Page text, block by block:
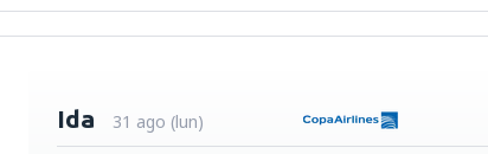
Ida 31 ago (lun)